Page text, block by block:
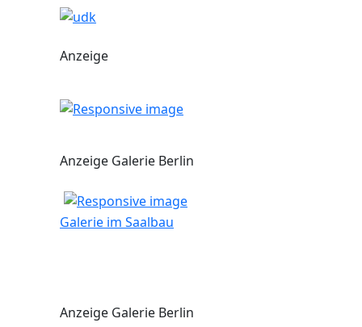
Anzeige
Anzeige Galerie Berlin
Galerie im Saalbau
Anzeige Galerie Berlin